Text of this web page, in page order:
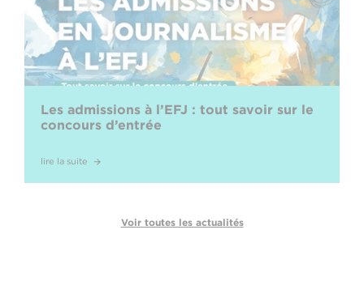
Les admissions à l’EFJ : tout savoir sur le
concours d’entrée
lire la suite
Voir toutes les actualités